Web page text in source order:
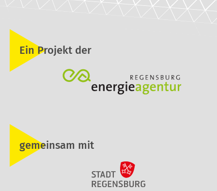
Ein Projekt der
gemeinsam mit